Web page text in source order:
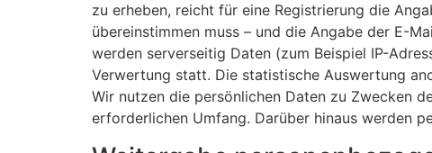
zu erheben, reicht für eine Registrierung die
übereinstimmen muss – und die Angabe der E-
werden serverseitig Daten (zum Beispiel IP-
Verwertung statt. Die statistische Auswertung
Wir nutzen die persönlichen Daten zu Zwecken
erforderlichen Umfang. Darüber hinaus werden